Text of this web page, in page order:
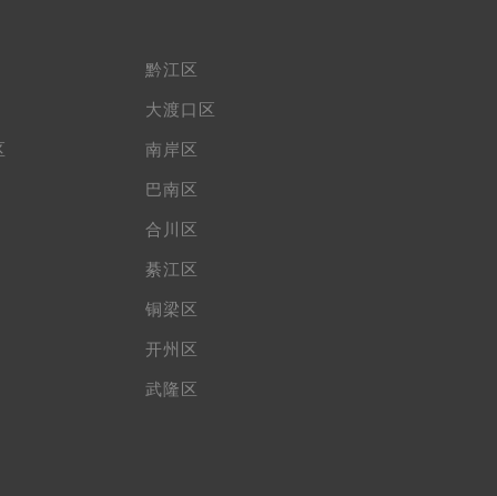
黔江区
大渡口区
南岸区
巴南区
合川区
綦江区
铜梁区
开州区
武隆区